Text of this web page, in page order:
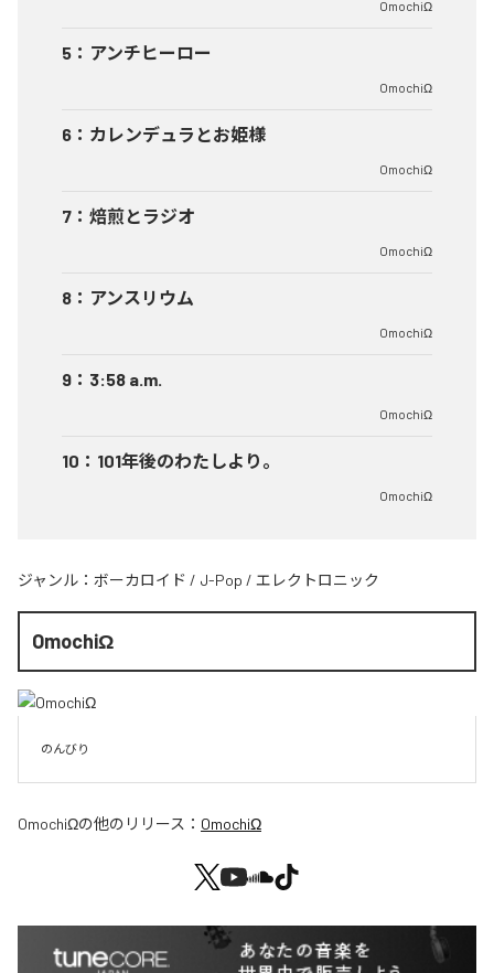
OmochiΩ
5 ： アンチヒーロー
OmochiΩ
6 ： カレンデュラとお姫様
OmochiΩ
7 ： 焙煎とラジオ
OmochiΩ
8 ： アンスリウム
OmochiΩ
9 ： 3:58 a.m.
OmochiΩ
10 ： 101年後のわたしより。
OmochiΩ
ジャンル： ボーカロイド / J-Pop / エレクトロニック
OmochiΩ
のんびり
OmochiΩの他のリリース： OmochiΩ